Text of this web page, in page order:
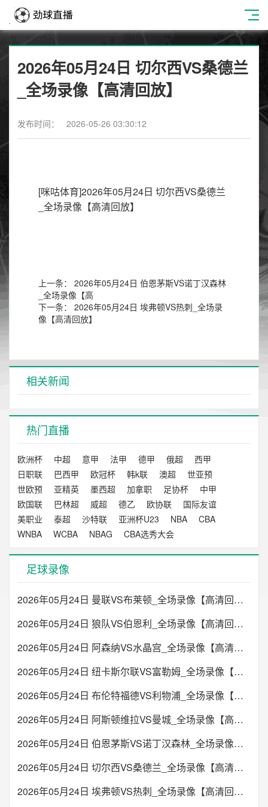
2026年05月24日 切尔西VS桑德兰
_全场录像【高清回放】
发布时间： 2026-05-26 03:30:12
[咪咕体育]2026年05月24日 切尔西VS桑德兰
_全场录像【高清回放】
上一条：
2026年05月24日 伯恩茅斯VS诺丁汉森林
_全场录像【高
下一条：
2026年05月24日 埃弗顿VS热刺_全场录
像【高清回放】
相关新闻
热门直播
欧洲杯 中超 意甲 法甲 德甲 俄超
西甲
日职联
巴西甲 欧冠杯 韩k联 澳超
世亚预
世欧预
亚精英 墨西超 加拿职 足协杯
中甲
欧国联
巴林超 威超 德乙 欧协联
国际友谊
美职业
泰超 沙特联 亚洲杯U23 NBA
CBA
WNBA
WCBA NBAG CBA选秀大会
足球录像
2026年05月24日 曼联VS布莱顿_全场录像【高清回放】
2026年05月24日 狼队VS伯恩利_全场录像【高清回放】
2026年05月24日 阿森纳VS水晶宫_全场录像【高清回放】
2026年05月24日 纽卡斯尔联VS富勒姆_全场录像【高清回放】
2026年05月24日 布伦特福德VS利物浦_全场录像【高清回放】
2026年05月24日 阿斯顿维拉VS曼城_全场录像【高清回放】
2026年05月24日 伯恩茅斯VS诺丁汉森林_全场录像【高清回放】
2026年05月24日 切尔西VS桑德兰_全场录像【高清回放】
2026年05月24日 埃弗顿VS热刺_全场录像【高清回放】